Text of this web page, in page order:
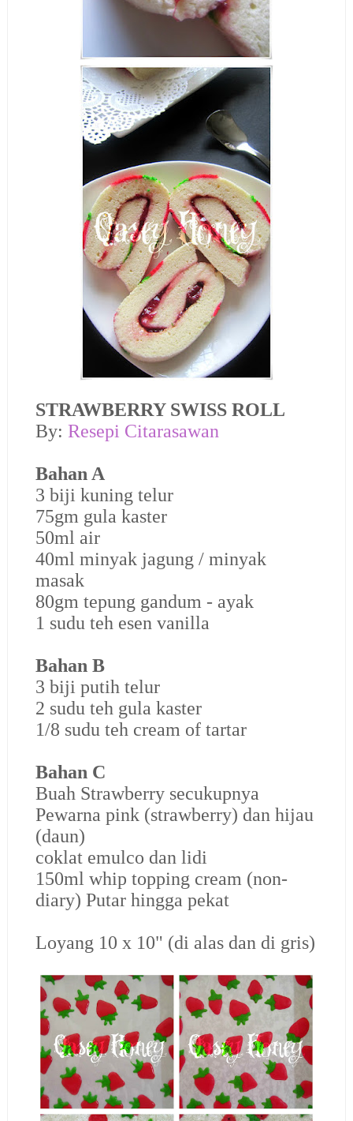
STRAWBERRY SWISS ROLL
By: Resepi Citarasawan
Bahan A
3 biji kuning telur
75gm gula kaster
50ml air
40ml minyak jagung / minyak
masak
80gm tepung gandum - ayak
1 sudu teh esen vanilla
Bahan B
3 biji putih telur
2 sudu teh gula kaster
1/8 sudu teh cream of tartar
Bahan C
Buah Strawberry secukupnya
Pewarna pink (strawberry) dan hijau
(daun)
coklat emulco dan lidi
150ml whip topping cream (non-
diary) Putar hingga pekat
Loyang 10 x 10" (di alas dan di gris)